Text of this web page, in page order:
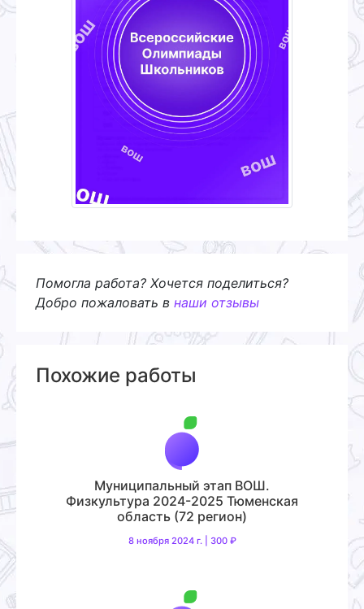
Помогла работа? Хочется поделиться?
Добро пожаловать в наши отзывы
Похожие работы
Муниципальный этап ВОШ.
Физкультура 2024-2025 Тюменская
область (72 регион)
8 ноября 2024 г. | 300 ₽